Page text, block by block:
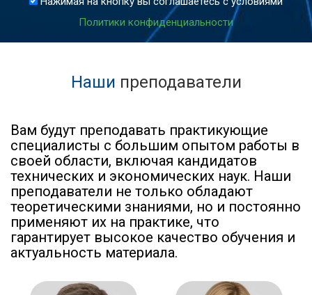
Политики конфиденциальности
Наши преподаватели
Вам будут преподавать практикующие
специалисты с большим опытом работы в
своей области, включая кандидатов
технических и экономических наук. Наши
преподаватели не только обладают
теоретическими знаниями, но и постоянно
применяют их на практике, что
гарантирует высокое качество обучения и
актуальность материала.